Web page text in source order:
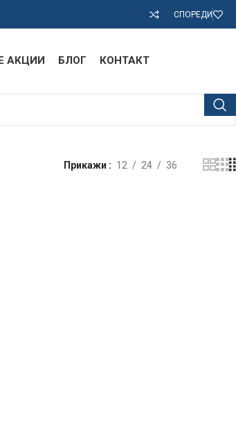
СПОРЕДИ
АКЦИИ БЛОГ КОНТАКТ
Прикажи 12 24 36